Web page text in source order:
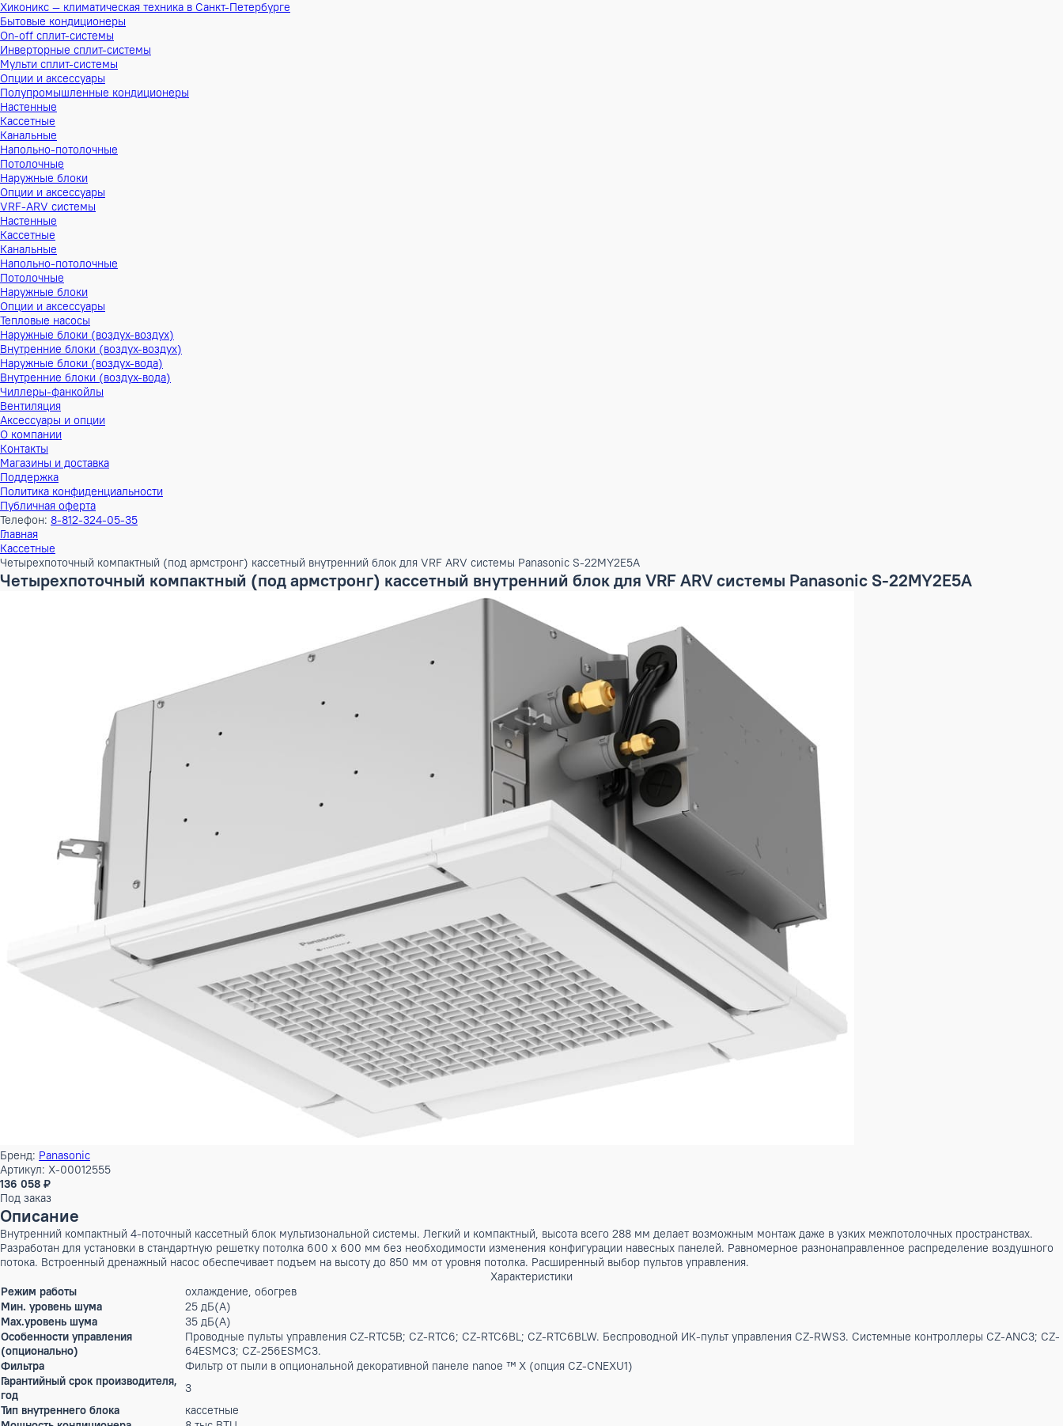
Хиконикс — климатическая техника в Санкт-Петербурге
Бытовые кондиционеры
On-off сплит-системы
Инверторные сплит-системы
Мульти сплит-системы
Опции и аксессуары
Полупромышленные кондиционеры
Настенные
Кассетные
Канальные
Напольно-потолочные
Потолочные
Наружные блоки
Опции и аксессуары
VRF-ARV системы
Настенные
Кассетные
Канальные
Напольно-потолочные
Потолочные
Наружные блоки
Опции и аксессуары
Тепловые насосы
Наружные блоки (воздух-воздух)
Внутренние блоки (воздух-воздух)
Наружные блоки (воздух-вода)
Внутренние блоки (воздух-вода)
Чиллеры-фанкойлы
Вентиляция
Аксессуары и опции
О компании
Контакты
Магазины и доставка
Поддержка
Политика конфиденциальности
Публичная оферта
Телефон:8-812-324-05-35
Главная
Четырехпоточный компактный (под армстронг) кассетный внутренний блок для VRF ARV системы Panasonic S-22MY2E5A
Четырехпоточный компактный (под армстронг) кассетный внутренний блок для VRF ARV системы Panasonic S-
Бренд:
Panasonic
Артикул: X-00012555
136 058 ₽
Под заказ
Описание
Внутренний компактный 4-поточный кассетный блок мультизональной системы. Легкий и компактный, высота всего 288 мм делает возможным монтаж даже в узких межпотолочных
Разработан для установки в стандартную решетку потолка 600 x 600 мм без необходимости изменения конфигурации навесных панелей. Равномерное разнонаправленное
потока. Встроенный дренажный насос обеспечивает подъем на высоту до 850 мм от уровня потолка. Расширенный выбор пультов управления.